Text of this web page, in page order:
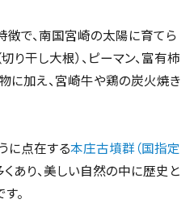
で、南国宮崎の太陽に育てら
り干し大根）、ピーマン、富有柿
物に加え、宮崎牛や鶏の炭火焼き
に点在する本庄古墳群（国指定
あり、美しい自然の中に歴史と
。